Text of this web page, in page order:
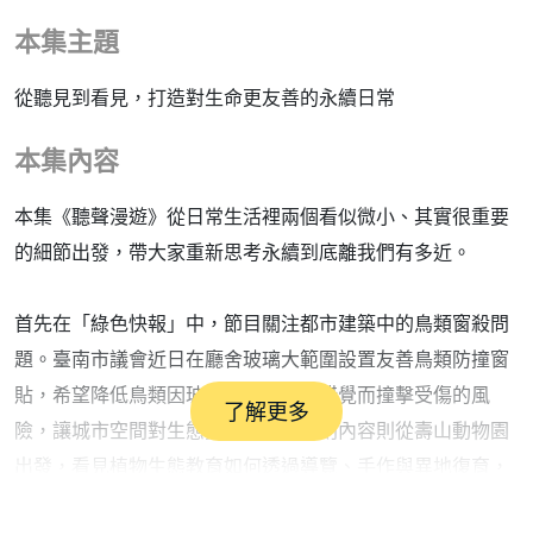
本集主題
從聽見到看見，打造對生命更友善的永續日常
本集內容
本集《聽聲漫遊》從日常生活裡兩個看似微小、其實很重要
的細節出發，帶大家重新思考永續到底離我們有多近。
首先在「綠色快報」中，節目關注都市建築中的鳥類窗殺問
題。臺南市議會近日在廳舍玻璃大範圍設置友善鳥類防撞窗
貼，希望降低鳥類因玻璃反射與透明錯覺而撞擊受傷的風
險，讓城市空間對生態更友善。另一則內容則從壽山動物園
出發，看見植物生態教育如何透過導覽、手作與異地復育，
了解更多